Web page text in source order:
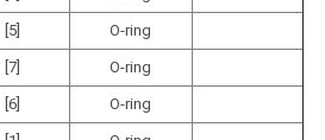
[5] O-ring
[7] O-ring
[6] O-ring